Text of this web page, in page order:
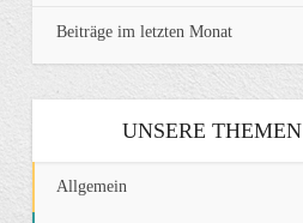
Beiträge im letzten Monat
UNSERE THEMEN
Allgemein